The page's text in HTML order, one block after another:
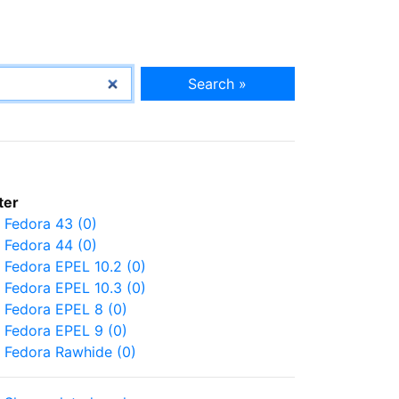
Search »
Fedora 43 (0)
Fedora 44 (0)
Fedora EPEL 10.2 (0)
Fedora EPEL 10.3 (0)
Fedora EPEL 8 (0)
Fedora EPEL 9 (0)
Fedora Rawhide (0)